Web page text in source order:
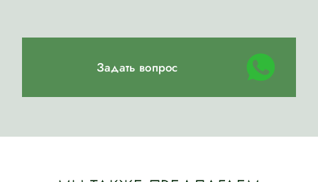
Задать вопрос